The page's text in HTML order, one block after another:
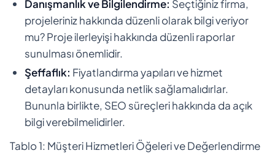
Danışmanlık ve Bilgilendirme: Seçtiğiniz firma,
projeleriniz hakkında düzenli olarak bilgi veriyor
mu? Proje ilerleyişi hakkında düzenli raporlar
sunulması önemlidir.
Şeffaflık: Fiyatlandırma yapıları ve hizmet
detayları konusunda netlik sağlamalıdırlar.
Bununla birlikte, SEO süreçleri hakkında da açık
bilgi verebilmelidirler.
Tablo 1: Müşteri Hizmetleri Öğeleri ve Değerlendirme